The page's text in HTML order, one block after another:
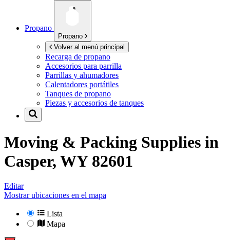
Propano
Propano
Volver al menú principal
Recarga de propano
Accesorios para parrilla
Parrillas y ahumadores
Calentadores portátiles
Tanques de propano
Piezas y accesorios de tanques
Moving & Packing Supplies in
Casper, WY 82601
Editar
Mostrar ubicaciones en el mapa
Lista
Mapa